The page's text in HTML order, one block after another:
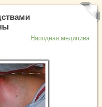
Народная медицина